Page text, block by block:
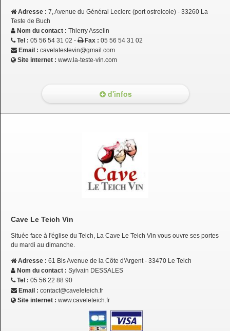
Adresse : 7, Avenue du Général Leclerc (port ostreicole) - 33260 La
Teste de Buch
Nom du contact : Thierry Asselin
Tel : 05 56 54 31 02 - Fax : 05 56 54 31 02
Email : cavelatestevin@gmail.com
Site internet : www.la-teste-vin.com
d'infos
Cave Le Teich Vin
Située face à l'église du Teich, La Cave Le Teich Vin vous ouvre ses portes
du mardi au dimanche.
Adresse : 61 Bis Avenue de la Côte d'Argent - 33470 Le Teich
Nom du contact : Sylvain DESSALES
Tel : 05 56 22 88 90
Email : contact@caveleteich.fr
Site internet : www.caveleteich.fr